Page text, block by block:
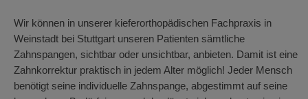
Wir können in unserer kieferorthopädischen Fachpraxis in
Weinstadt bei Stuttgart unseren Patienten sämtliche
Zahnspangen, sichtbar oder unsichtbar, anbieten. Damit ist eine
Zahnkorrektur praktisch in jedem Alter möglich! Jeder Mensch
benötigt seine individuelle Zahnspange, abgestimmt auf seine